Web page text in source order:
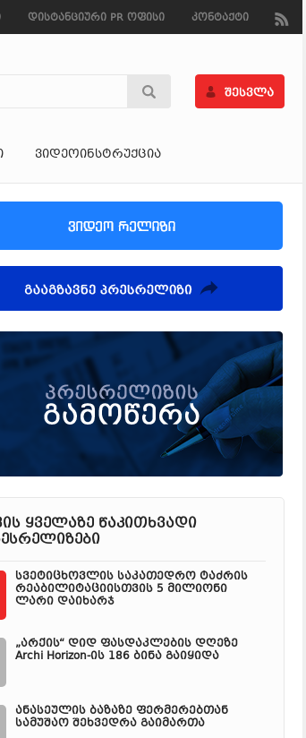
დისტანციური PR ოფისი კონტაქტი
ᲕᲘᲓᲔᲝᲘᲜᲡᲢᲠᲣᲥᲪᲘᲐ
ყველაზე წაკითხვადი
სვეტიცხოვლის საკათედრო ტაძრის
რეაბილიტაციისთვის 5 მილიონი
ლარი დაიხარჯ
„არქის“ დიდ ფასდაკლების დღეზე
Archi Horizon-ის 186 ბინა გაიყიდა
ანასეულის ბაზაზე ფერმერებთან
სამუშაო შეხვედრა გაიმართა